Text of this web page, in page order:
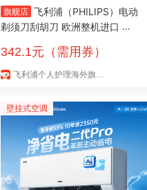
旗舰店 飞利浦（PHILIPS）电动
剃须刀刮胡刀 欧洲整机进口 经
礼物送长辈送男友老公 实用礼物
【热销爆款】旋护5系Pro S588
342.1元（需用券）
飞利浦个人护理海外旗舰店
壁挂式空调